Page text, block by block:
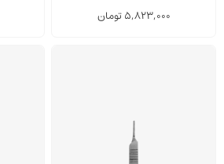
5,823,000تومان